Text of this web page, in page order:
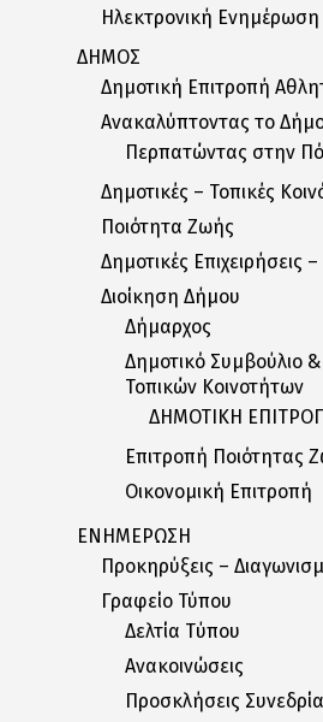
Ηλεκτρονική Ενημέρωση
ΔΗΜΟΣ
Δημοτική Επιτροπή
Ανακαλύπτοντας το
Περπατώντας στην
Δημοτικές – Τοπικές
Ποιότητα Ζωής
Δημοτικές Επιχειρήσεις
Διοίκηση Δήμου
Δήμαρχος
Δημοτικό Συμβούλιο
Τοπικών Κοινοτήτων
ΔΗΜΟΤΙΚΗ
Επιτροπή Ποιότητας
Οικονομική Επιτροπή
ΕΝΗΜΕΡΩΣΗ
Προκηρύξεις –
Γραφείο Τύπου
Δελτία Tύπου
Ανακοινώσεις
Προσκλήσεις